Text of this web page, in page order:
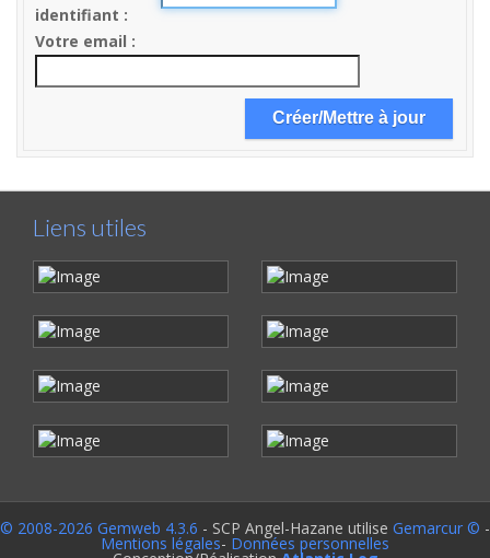
identifiant
Votre email
Liens utiles
© 2008-2026 Gemweb 4.3.6 - SCP Angel-Hazane utilise Gemarcur © -
Mentions légales- Données personnelles